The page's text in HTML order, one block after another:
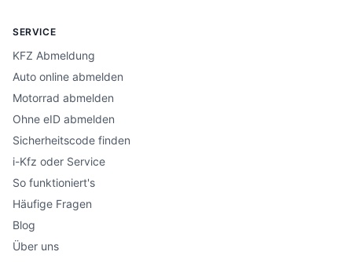
SERVICE
KFZ Abmeldung
Auto online abmelden
Motorrad abmelden
Ohne eID abmelden
Sicherheitscode finden
i-Kfz oder Service
So funktioniert's
Häufige Fragen
Blog
Über uns